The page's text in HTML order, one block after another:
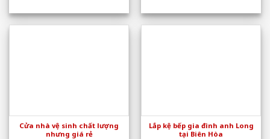
Cửa nhà vệ sinh chất lượng
nhưng giá rẻ
Lắp kệ bếp gia đình anh Long
tại Biên Hòa